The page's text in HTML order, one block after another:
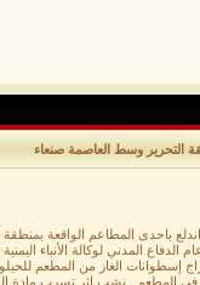
التحرير وسط العاصمة صنعاء
باحدى المطاعم الواقعة
الدفاع المدني لوكالة الأنباء
الغاز من المطعم
المطعم.. نشب إثر تسرب مادة